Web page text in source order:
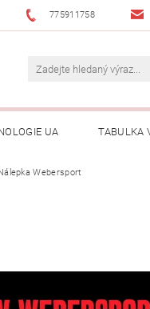
775911758
UA TABULKA
Webersport